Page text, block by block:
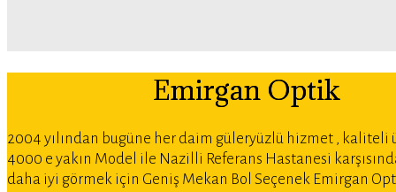
Emirgan Optik
2004 yılından bugüne her daim güleryüzlü hizmet , kaliteli
4000 e yakın Model ile Nazilli Referans Hastanesi
daha iyi görmek için Geniş Mekan Bol Seçenek Emirgan